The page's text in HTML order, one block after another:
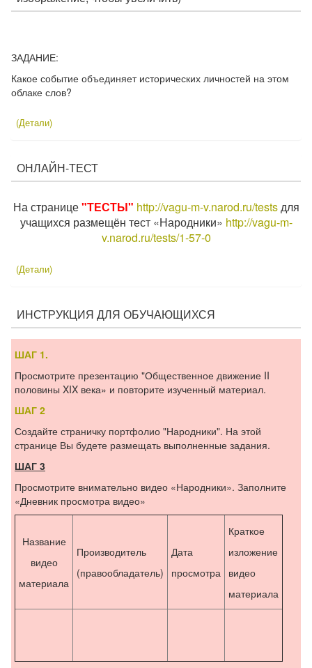
ЗАДАНИЕ:
Какое событие объединяет исторических личностей на этом
облаке слов?
(Детали)
ОНЛАЙН-ТЕСТ
На странице"ТЕСТЫ" http://vagu-m-v.narod.ru/testsдля
учащихся размещён тест «Народники» http://vagu-m-
v.narod.ru/tests/1-57-0
(Детали)
ИНСТРУКЦИЯ ДЛЯ ОБУЧАЮЩИХСЯ
ШАГ 1.
Просмотрите презентацию "Общественное движение II
половины XIX века» и повторите изученный материал.
ШАГ 2
Создайте страничку портфолио "Народники". На этой
странице Вы будете размещать выполненные задания.
ШАГ 3
Просмотрите внимательно видео «Народники». Заполните
«Дневник просмотра видео»
Название
видео
материала
Производитель
(правообладатель)
Дата
просмотра
Краткое
изложение
видео
материала